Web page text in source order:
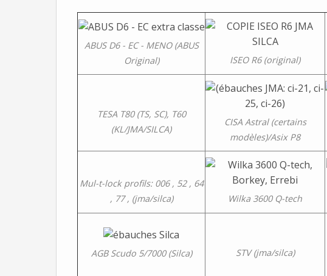
ABUS D6 - EC - MENO (ABUS
Original)
ISEO R6 (original)
TESA T80 (TS, SC), T60
(KL/JMA/SILCA)
CISA Astral (certains
modèles)/Asix P8
Mul-t-lock profils: 006 , 52 , 64
, 77 , (jma/silca)
Wilka 3600 Q-tech
AGB Scudo 5/7000 (Silca) STV (jma/silca)